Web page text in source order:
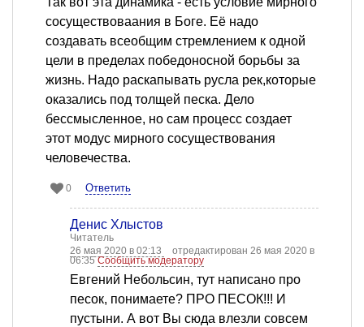
сосуществоваания в Боге. Её надо
создавать всеобщим стремлением к одной
цели в пределах победоносной борьбы за
жизнь. Надо раскапывать русла рек,которые
оказались под толщей песка. Дело
бессмысленное, но сам процесс создает
этот модус мирного сосуществования
человечества.
0 Ответить
Денис Хлыстов
Читатель
26 мая 2020 в 02:13
отредактирован 26 мая 2020 в
06:35Сообщить модератору
Евгений Небольсин, тут написано про
песок, понимаете? ПРО ПЕСОК!!! И
пустыни. А вот Вы сюда влезли совсем